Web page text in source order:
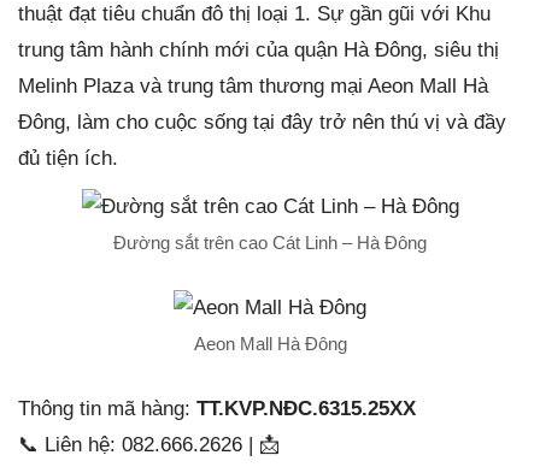
thuật đạt tiêu chuẩn đô thị loại 1. Sự gần gũi với Khu
trung tâm hành chính mới của quận Hà Đông, siêu thị
Melinh Plaza và trung tâm thương mại Aeon Mall Hà
Đông, làm cho cuộc sống tại đây trở nên thú vị và đầy
đủ tiện ích.
Đường sắt trên cao Cát Linh – Hà Đông
Aeon Mall Hà Đông
Thông tin mã hàng: TT.KVP.NĐC.6315.25XX
📞 Liên hệ: 082.666.2626 | 📩